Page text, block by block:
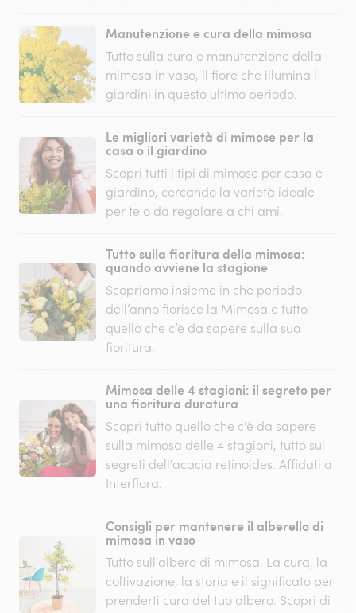
Manutenzione e cura della mimosa
Tutto sulla cura e manutenzione della
mimosa in vaso, il fiore che illumina i
giardini in questo ultimo periodo.
Le migliori varietà di mimose per la
casa o il giardino
Scopri tutti i tipi di mimose per casa e
giardino, cercando la varietà ideale
per te o da regalare a chi ami.
Tutto sulla fioritura della mimosa:
quando avviene la stagione
Scopriamo insieme in che periodo
dell’anno fiorisce la Mimosa e tutto
quello che c’è da sapere sulla sua
fioritura.
Mimosa delle 4 stagioni: il segreto per
una fioritura duratura
Scopri tutto quello che c'è da sapere
sulla mimosa delle 4 stagioni, tutto sui
segreti dell'acacia retinoides. Affidati a
Interflora.
Consigli per mantenere il alberello di
mimosa in vaso
Tutto sull'albero di mimosa. La cura, la
coltivazione, la storia e il significato per
prenderti cura del tuo albero. Scopri di